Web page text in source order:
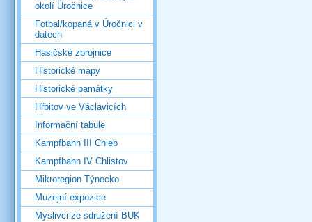
okolí Úročnice
Fotbal/kopaná v Úročnici v
datech
Hasičské zbrojnice
Historické mapy
Historické památky
Hřbitov ve Václavicích
Informační tabule
Kampfbahn III Chleb
Kampfbahn IV Chlistov
Mikroregion Týnecko
Muzejní expozice
Myslivci ze sdružení BUK